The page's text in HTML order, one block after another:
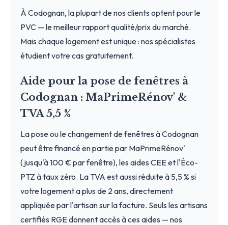
À Codognan, la plupart de nos clients optent pour le
PVC — le meilleur rapport qualité/prix du marché.
Mais chaque logement est unique : nos spécialistes
étudient votre cas gratuitement.
Aide pour la pose de fenêtres à
Codognan : MaPrimeRénov' &
TVA 5,5 %
La pose ou le changement de fenêtres à Codognan
peut être financé en partie par MaPrimeRénov'
(jusqu'à 100 € par fenêtre), les aides CEE et l'Éco-
PTZ à taux zéro. La TVA est aussi réduite à 5,5 % si
votre logement a plus de 2 ans, directement
appliquée par l'artisan sur la facture. Seuls les artisans
certifiés RGE donnent accès à ces aides — nos